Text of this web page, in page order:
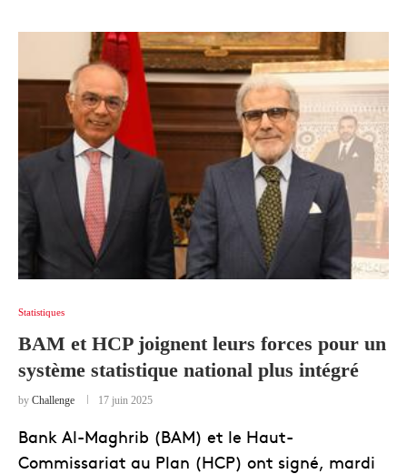
Statistiques
BAM et HCP joignent leurs forces pour un
système statistique national plus intégré
by Challenge 17 juin 2025
Bank Al-Maghrib (BAM) et le Haut-
Commissariat au Plan (HCP) ont signé, mardi